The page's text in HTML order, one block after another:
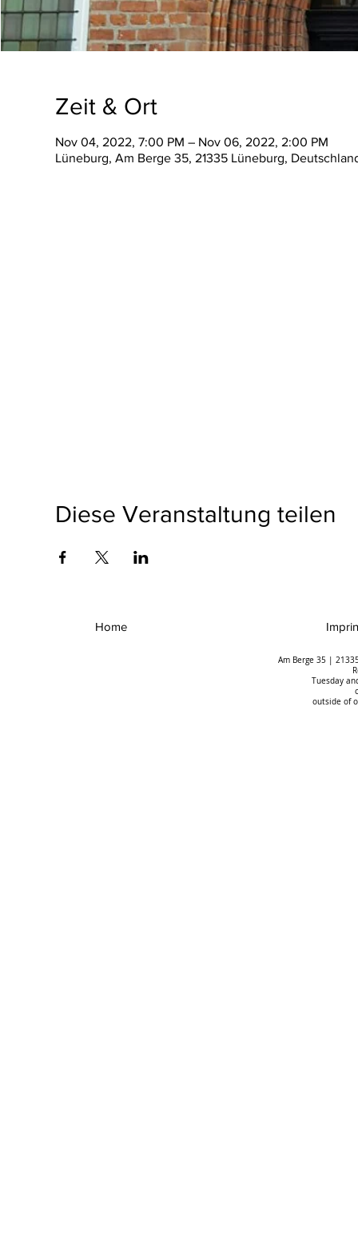
Zeit & Ort
Nov 04, 2022, 7:00 PM – Nov 06, 2022, 2:00 PM
Lüneburg, Am Berge 35, 21335 Lüneburg,
Diese Veranstaltung teilen
Home
Am Berge 35 |
Tuesday
outside of